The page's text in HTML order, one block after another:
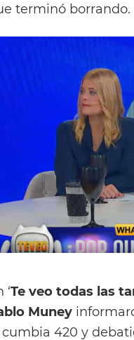
terminó borrando.
‘Te veo todas las
Muney
cumbia 420 y